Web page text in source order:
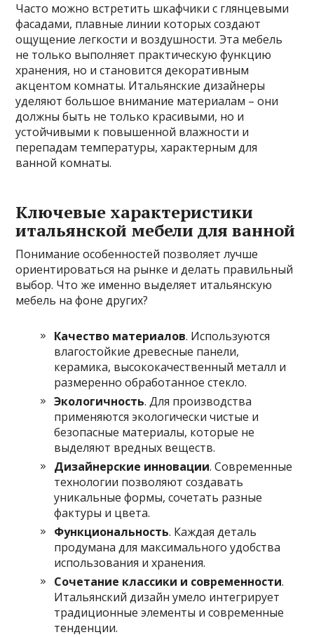
Часто можно встретить шкафчики с глянцевыми
фасадами, плавные линии которых создают
ощущение легкости и воздушности. Эта мебель
не только выполняет практическую функцию
хранения, но и становится декоративным
акцентом комнаты. Итальянские дизайнеры
уделяют большое внимание материалам – они
должны быть не только красивыми, но и
устойчивыми к повышенной влажности и
перепадам температуры, характерным для
ванной комнаты.
Ключевые характеристики
итальянской мебели для ванной
Понимание особенностей позволяет лучше
ориентироваться на рынке и делать правильный
выбор. Что же именно выделяет итальянскую
мебель на фоне других?
Качество материалов. Используются
влагостойкие древесные панели,
керамика, высококачественный металл и
размеренно обработанное стекло.
Экологичность. Для производства
применяются экологически чистые и
безопасные материалы, которые не
выделяют вредных веществ.
Дизайнерские инновации. Современные
технологии позволяют создавать
уникальные формы, сочетать разные
фактуры и цвета.
Функциональность. Каждая деталь
продумана для максимального удобства
использования и хранения.
Сочетание классики и современности.
Итальянский дизайн умело интегрирует
традиционные элементы и современные
тенденции.